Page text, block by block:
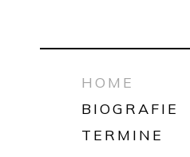
HOME
BIOGRAFIE
TERMINE